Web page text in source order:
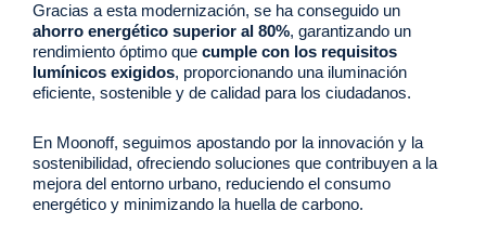
Gracias a esta modernización, se ha conseguido un
ahorro energético superior al 80%, garantizando un
rendimiento óptimo que cumple con los requisitos
lumínicos exigidos, proporcionando una iluminación
eficiente, sostenible y de calidad para los ciudadanos.
En Moonoff, seguimos apostando por la innovación y la
sostenibilidad, ofreciendo soluciones que contribuyen a la
mejora del entorno urbano, reduciendo el consumo
energético y minimizando la huella de carbono.